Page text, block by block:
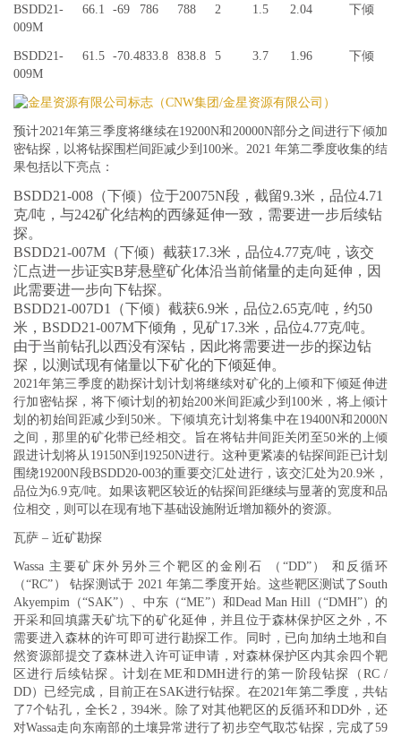
BSDD21-
009M
66.1 -69 786 788 2 1.5 2.04 下倾
BSDD21-
009M
61.5 -70.4833.8 838.8 5 3.7 1.96 下倾
预计2021年第三季度将继续在19200N和20000N部分之间进行下倾加
密钻探，以将钻探围栏间距减少到100米。2021 年第二季度收集的结
果包括以下亮点：
BSDD21-008（下倾） 位于20075N段，截留9.3米，品位4.71
克/吨，与242矿化结构的西缘延伸一致，需要进一步后续钻
探。
BSDD21-007M（下倾） 截获17.3米，品位4.77克/吨，该交
汇点进一步证实B芽悬壁矿化体沿当前储量的走向延伸，因
此需要进一步向下钻探。
BSDD21-007D1（下倾）截获6.9米，品位2.65克/吨，约50
米， BSDD21-007M下倾角，见矿17.3米，品位4.77克/吨。
由于当前钻孔以西没有深钻，因此将需要进一步的探边钻
探，以测试现有储量以下矿化的下倾延伸。
2021年第三季度的勘探计划计划将继续对矿化的上倾和下倾延伸进
行加密钻探，将下倾计划的初始200米间距减少到100米，将上倾计
划的初始间距减少到50米。下倾填充计划将集中在19400N和2000N
之间，那里的矿化带已经相交。旨在将钻井间距关闭至50米的上倾
跟进计划将从19150N到19250N进行。这种更紧凑的钻探间距已计划
围绕19200N段BSDD20-003的重要交汇处进行，该交汇处为20.9米，
品位为6.9克/吨。如果该靶区较近的钻探间距继续与显著的宽度和品
位相交，则可以在现有地下基础设施附近增加额外的资源。
瓦萨 – 近矿勘探
Wassa 主要矿床外另外三个靶区的金刚石 （“DD”） 和反循环
（“RC”） 钻探测试于 2021 年第二季度开始。这些靶区测试了South
Akyempim（“SAK”）、中东（“ME”）和Dead Man Hill（“DMH”）的
开采和回填露天矿坑下的矿化延伸，并且位于森林保护区之外，不
需要进入森林的许可即可进行勘探工作。同时，已向加纳土地和自
然资源部提交了森林进入许可证申请，对森林保护区内其余四个靶
区进行后续钻探。计划在ME和DMH进行的第一阶段钻探（RC /
DD）已经完成，目前正在SAK进行钻探。在2021年第二季度，共钻
了7个钻孔，全长2，394米。除了对其他靶区的反循环和DD外，还
对Wassa走向东南部的土壤异常进行了初步空气取芯钻探，完成了59